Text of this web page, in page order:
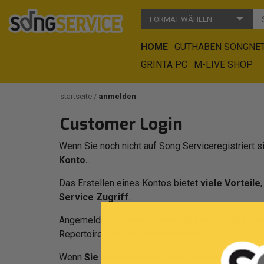
FORMAT WÄHLEN
HOME GUTHABEN
GRINTA PC
M-LIVE SHOP
startseite anmelden
Customer Login
Wenn Sie noch nicht auf Song Serviceregistriert
Konto..
Das Erstellen eines Kontos bietet viele Vorteile
Service Zugriff.
Angemeldete Kunden können all ihre Einkäufe
Repertoire jederzeit herunterladen.
Wenn Sie unseren Newsletter abonnieren,